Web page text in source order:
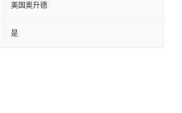
美国奥升德
是